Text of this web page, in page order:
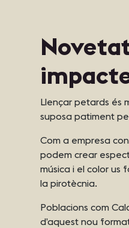
Llençar petards és
suposa patiment
Com a empresa
podem crear
música i el color us
la pirotècnia.
Poblacions com
d’aquest nou